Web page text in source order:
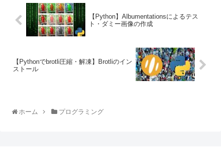
【Python】Albumentationsによるテス
ト・ダミー画像の作成
【Pythonでbrotli圧縮・解凍】Brotliのイン
ストール
ホーム プログラミング